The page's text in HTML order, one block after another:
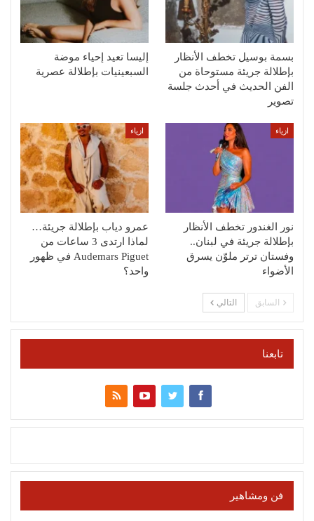
بسمة بوسيل تخطف الأنظار
بإطلالة جريئة مستوحاة من
الفن الحديث في أحدث جلسة
تصوير
إليسا تعيد إحياء موضة
السبعينيات بإطلالة عصرية
ازياء
نور الغندور تخطف الأنظار
بإطلالة جريئة في لبنان..
وفستان ترتر ملوّن يسرق
الأضواء
ازياء
عمرو دياب بإطلالة جريئة…
لماذا ارتدى 3 ساعات من
Audemars Piguet في ظهور
واحد؟
السابق التالي
تابعنا
فن ومشاهير